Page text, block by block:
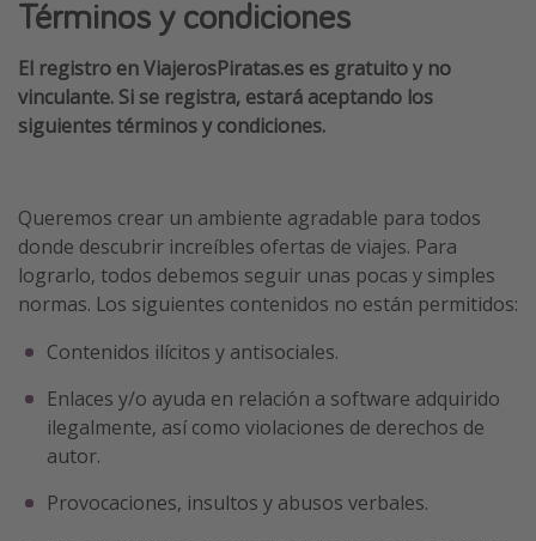
Destinos
Todos los destinos
Tenerife
Islas Baleares
México
Tailandia
Maldivas
Albania
Inspiración para viajes
Camping
Términos y condiciones
El registro en ViajerosPiratas.es es gratuito y no
vinculante. Si se registra, estará aceptando los
siguientes términos y condiciones.
Queremos crear un ambiente agradable para todos
donde descubrir increíbles ofertas de viajes. Para
lograrlo, todos debemos seguir unas pocas y simples
normas. Los siguientes contenidos no están permitidos:
Contenidos ilícitos y antisociales.
Enlaces y/o ayuda en relación a software adquirido
ilegalmente, así como violaciones de derechos de
autor.
Provocaciones, insultos y abusos verbales.